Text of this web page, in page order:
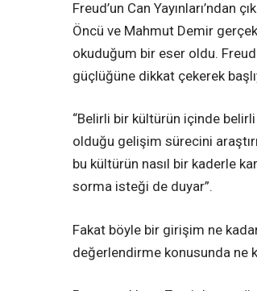
Freud’un Can Yayınları’ndan
Öncü ve Mahmut Demir
okuduğum bir eser oldu.
güçlüğüne dikkat çekerek
“Belirli bir kültürün içinde
olduğu gelişim sürecini
bu kültürün nasıl bir kaderle
sorma isteği de duyar”.
Fakat böyle bir girişim ne
değerlendirme konusunda ne